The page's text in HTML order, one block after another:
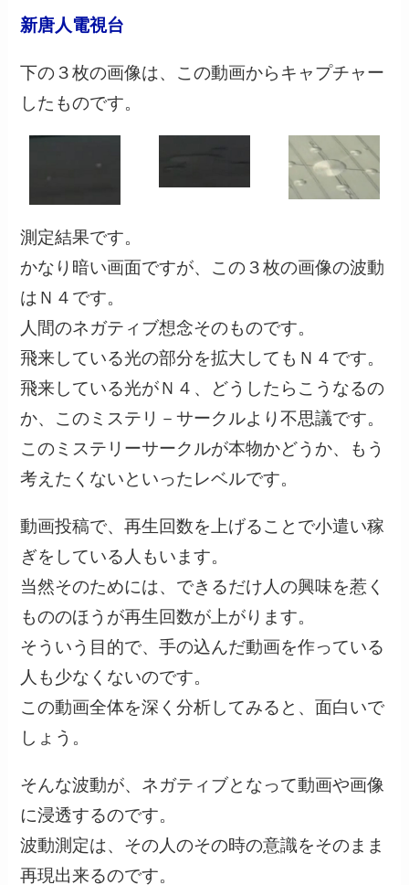
新唐人電視台
下の３枚の画像は、この動画からキャプチャー
したものです。
測定結果です。
かなり暗い画面ですが、この３枚の画像の波動
はＮ４です。
人間のネガティブ想念そのものです。
飛来している光の部分を拡大してもＮ４です。
飛来している光がＮ４、どうしたらこうなるの
か、このミステリ－サークルより不思議です。
このミステリーサークルが本物かどうか、もう
考えたくないといったレベルです。
動画投稿で、再生回数を上げることで小遣い稼
ぎをしている人もいます。
当然そのためには、できるだけ人の興味を惹く
もののほうが再生回数が上がります。
そういう目的で、手の込んだ動画を作っている
人も少なくないのです。
この動画全体を深く分析してみると、面白いで
しょう。
そんな波動が、ネガティブとなって動画や画像
に浸透するのです。
波動測定は、その人のその時の意識をそのまま
再現出来るのです。